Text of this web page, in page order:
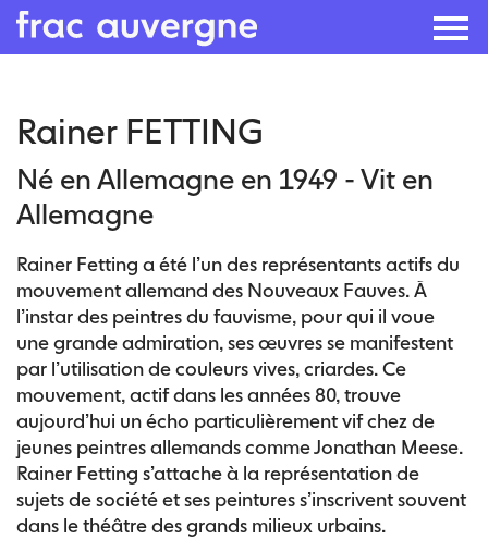
content
Rainer FETTING
Né en Allemagne en 1949 - Vit en
Allemagne
Rainer Fetting a été l’un des représentants actifs du
mouvement allemand des Nouveaux Fauves. À
l’instar des peintres du fauvisme, pour qui il voue
une grande admiration, ses œuvres se manifestent
par l’utilisation de couleurs vives, criardes. Ce
mouvement, actif dans les années 80, trouve
aujourd’hui un écho particulièrement vif chez de
jeunes peintres allemands comme Jonathan Meese.
Rainer Fetting s’attache à la représentation de
sujets de société et ses peintures s’inscrivent souvent
dans le théâtre des grands milieux urbains.